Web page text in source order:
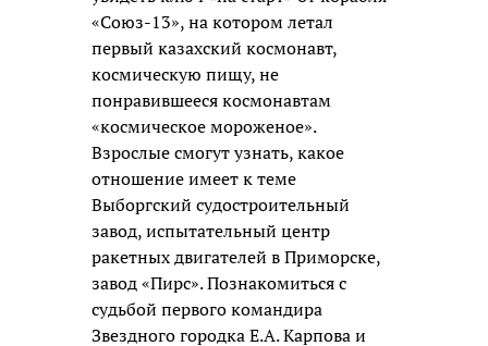
«Союз-13», на котором летал
первый казахский космонавт,
космическую пищу, не
понравившееся космонавтам
«космическое мороженое».
Взрослые смогут узнать, какое
отношение имеет к теме
Выборгский судостроительный
завод, испытательный центр
ракетных двигателей в Приморске,
завод «Пирс». Познакомиться с
судьбой первого командира
Звездного городка Е.А. Карпова и